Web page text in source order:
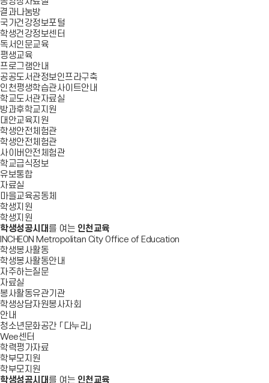
결과나눔방
국가건강정보포털
학생건강정보센터
독서인문교육
평생교육
프로그램안내
공공도서관정보인프라구축
인천평생학습관사이트안내
학교도서관자료실
방과후학교지원
대안교육지원
학생안전체험관
학생안전체험관
사이버안전체험관
학교급식정보
유보통합
자료실
마을교육공동체
학생지원
학생지원
학생성공시대 를 여는 인천교육
INCHEON Metropolitan City Office of Education
학생봉사활동
학생봉사활동안내
자주하는질문
자료실
봉사활동유관기관
학생상담자원봉사자회
안내
청소년문화공간 「다누리」
Wee센터
학력평가자료
학부모지원
학부모지원
학생성공시대 를 여는 인천교육